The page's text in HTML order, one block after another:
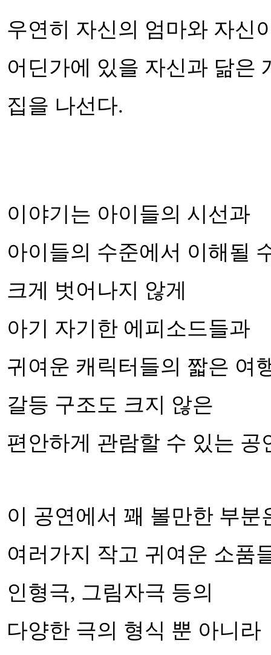
우연히 자신의 엄마와 자신
어딘가에 있을 자신과 닮은
집을 나선다.
이야기는 아이들의 시선과
아이들의 수준에서 이해될
크게 벗어나지 않게
아기 자기한 에피소드들과
귀여운 캐릭터들의 짧은 여
갈등 구조도 크지 않은
편안하게 관람할 수 있는 공
이 공연에서 꽤 볼만한 부분
여러가지 작고 귀여운 소품
인형극, 그림자극 등의
다양한 극의 형식 뿐 아니라